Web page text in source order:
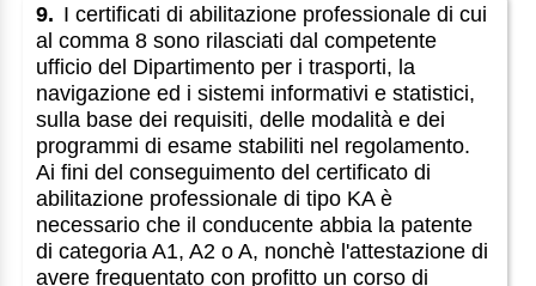
9. I certificati di abilitazione professionale di cui
al comma 8 sono rilasciati dal competente
ufficio del Dipartimento per i trasporti, la
navigazione ed i sistemi informativi e statistici,
sulla base dei requisiti, delle modalità e dei
programmi di esame stabiliti nel regolamento.
Ai fini del conseguimento del certificato di
abilitazione professionale di tipo KA è
necessario che il conducente abbia la patente
di categoria A1, A2 o A, nonchè l'attestazione di
avere frequentato con profitto un corso di